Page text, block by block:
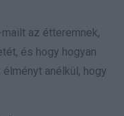
az étteremnek,
és hogy hogyan
anélkül, hogy